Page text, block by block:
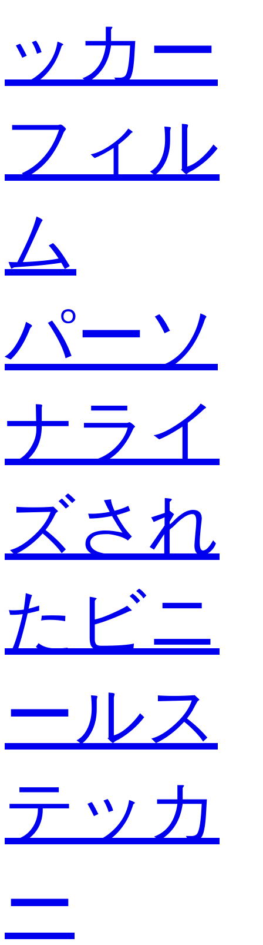
ッカー
フィル
ム
パーソ
ナライ
ズされ
たビニ
ールス
テッカ
ー